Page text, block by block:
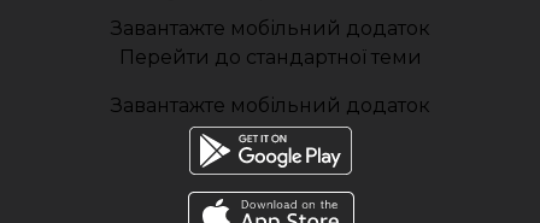
Завантажте мобільний додаток
Перейти до стандартної теми
Завантажте мобільний додаток